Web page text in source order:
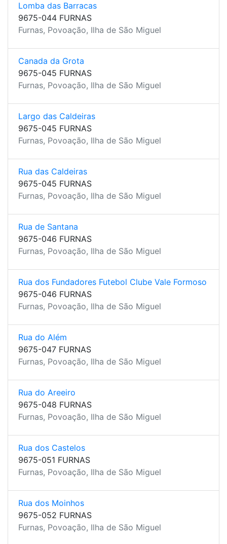
Lomba das Barracas
9675-044 FURNAS
Furnas, Povoação, Ilha de São Miguel
Canada da Grota
9675-045 FURNAS
Furnas, Povoação, Ilha de São Miguel
Largo das Caldeiras
9675-045 FURNAS
Furnas, Povoação, Ilha de São Miguel
Rua das Caldeiras
9675-045 FURNAS
Furnas, Povoação, Ilha de São Miguel
Rua de Santana
9675-046 FURNAS
Furnas, Povoação, Ilha de São Miguel
Rua dos Fundadores Futebol Clube Vale Formoso
9675-046 FURNAS
Furnas, Povoação, Ilha de São Miguel
Rua do Além
9675-047 FURNAS
Furnas, Povoação, Ilha de São Miguel
Rua do Areeiro
9675-048 FURNAS
Furnas, Povoação, Ilha de São Miguel
Rua dos Castelos
9675-051 FURNAS
Furnas, Povoação, Ilha de São Miguel
Rua dos Moinhos
9675-052 FURNAS
Furnas, Povoação, Ilha de São Miguel